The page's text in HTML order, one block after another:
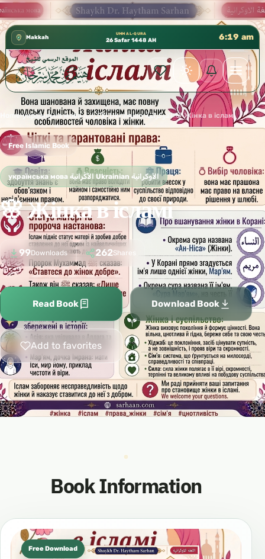
كتب الشيخ هيثم سرحان حفظه الله متوفرة مجانًا
Makkah
UMM AL-QURA
26 Safar 1448 AH 6:19 am
Home› українська мова الأُكْرانية Ukrainian الأوكرانية›🌸 Жінка в ісламі
Free Islamic Book
українська мова الأُكْرانية Ukrainian الأوكرانية
🌸 Жінка в ісламі
99Downloads 262Shares
Read Book Download Book
Add to favorites
Book Information
Free Download